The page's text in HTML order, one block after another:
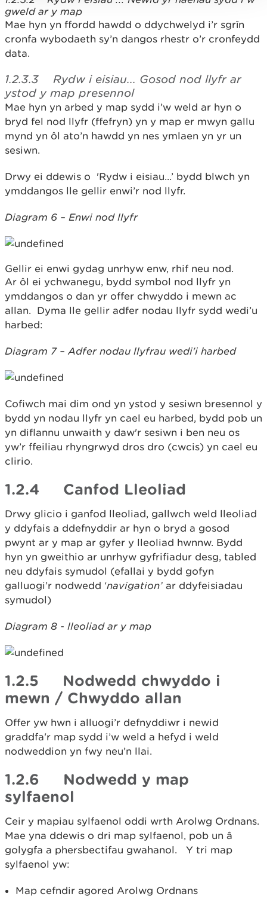
gweld ar y map
Mae hyn yn ffordd hawdd o ddychwelyd i’r sgrȋn
cronfa wybodaeth sy’n dangos rhestr o’r cronfeydd
data.
1.2.3.3
Rydw i eisiau... Gosod nod llyfr ar
ystod y map presennol
Mae hyn yn arbed y map sydd i’w weld ar hyn o
bryd fel nod llyfr (ffefryn) yn y map er mwyn gallu
mynd yn ôl ato’n hawdd yn nes ymlaen yn yr un
sesiwn.
Drwy ei ddewis o 'Rydw i eisiau...’ bydd blwch yn
ymddangos lle gellir enwi’r nod llyfr.
Diagram 6 – Enwi nod llyfr
Gellir ei enwi gydag unrhyw enw, rhif neu nod.
Ar ôl ei ychwanegu, bydd symbol nod llyfr yn
ymddangos o dan yr offer chwyddo i mewn ac
allan. Dyma lle gellir adfer nodau llyfr sydd wedi’u
harbed:
Diagram 7 – Adfer nodau llyfrau wedi'i harbed
Cofiwch mai dim ond yn ystod y sesiwn bresennol y
bydd yn nodau llyfr yn cael eu harbed, bydd pob un
yn diflannu unwaith y daw'r sesiwn i ben neu os
yw’r ffeiliau rhyngrwyd dros dro (cwcis) yn cael eu
clirio.
1.2.4 Canfod Lleoliad
Drwy glicio i ganfod lleoliad, gallwch weld lleoliad
y ddyfais a ddefnyddir ar hyn o bryd a gosod
pwynt ar y map ar gyfer y lleoliad hwnnw. Bydd
hyn yn gweithio ar unrhyw gyfrifiadur desg, tabled
neu ddyfais symudol (efallai y bydd gofyn
galluogi’r nodwedd ‘navigation’ ar ddyfeisiadau
symudol)
Diagram 8 - lleoliad ar y map
1.2.5 Nodwedd chwyddo i
mewn / Chwyddo allan
Offer yw hwn i alluogi’r defnyddiwr i newid
graddfa'r map sydd i’w weld a hefyd i weld
nodweddion yn fwy neu’n llai.
1.2.6 Nodwedd y map
sylfaenol
Ceir y mapiau sylfaenol oddi wrth Arolwg Ordnans.
Mae yna ddewis o dri map sylfaenol, pob un â
golygfa a phersbectifau gwahanol. Y tri map
sylfaenol yw:
Map cefndir agored Arolwg Ordnans